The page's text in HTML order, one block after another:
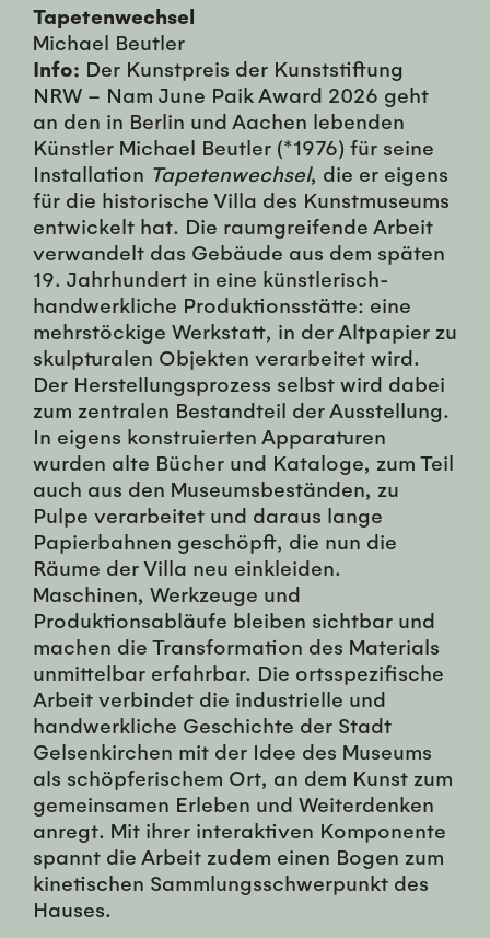
Tapetenwechsel
Michael Beutler
Info: Der Kunstpreis der Kunststiftung
NRW – Nam June Paik Award 2026 geht
an den in Berlin und Aachen lebenden
Künstler Michael Beutler (*1976) für seine
Installation Tapetenwechsel, die er eigens
für die historische Villa des Kunstmuseums
entwickelt hat. Die raumgreifende Arbeit
verwandelt das Gebäude aus dem späten
19. Jahrhundert in eine künstlerisch-
handwerkliche Produktionsstätte: eine
mehrstöckige Werkstatt, in der Altpapier zu
skulpturalen Objekten verarbeitet wird.
Der Herstellungsprozess selbst wird dabei
zum zentralen Bestandteil der Ausstellung.
In eigens konstruierten Apparaturen
wurden alte Bücher und Kataloge, zum Teil
auch aus den Museumsbeständen, zu
Pulpe verarbeitet und daraus lange
Papierbahnen geschöpft, die nun die
Räume der Villa neu einkleiden.
Maschinen, Werkzeuge und
Produktionsabläufe bleiben sichtbar und
machen die Transformation des Materials
unmittelbar erfahrbar. Die ortsspezifische
Arbeit verbindet die industrielle und
handwerkliche Geschichte der Stadt
Gelsenkirchen mit der Idee des Museums
als schöpferischem Ort, an dem Kunst zum
gemeinsamen Erleben und Weiterdenken
anregt. Mit ihrer interaktiven Komponente
spannt die Arbeit zudem einen Bogen zum
kinetischen Sammlungsschwerpunkt des
Hauses.